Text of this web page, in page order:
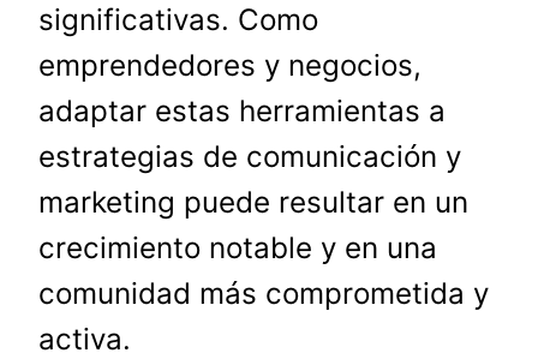
significativas. Como
emprendedores y negocios,
adaptar estas herramientas a
estrategias de comunicación y
marketing puede resultar en un
crecimiento notable y en una
comunidad más comprometida y
activa.